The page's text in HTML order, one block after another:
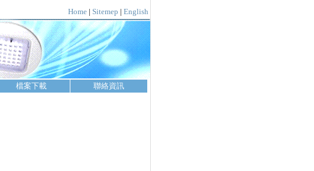
Home | Sitemep | English
檔案下載 聯絡資訊